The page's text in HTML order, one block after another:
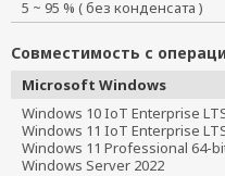
5 ~ 95 % ( без конденсата )
Совместимость с
Microsoft Windows
Windows 10 IoT Enterprise
Windows 11 IoT Enterprise
Windows 11 Professional 64-
Windows Server 2022